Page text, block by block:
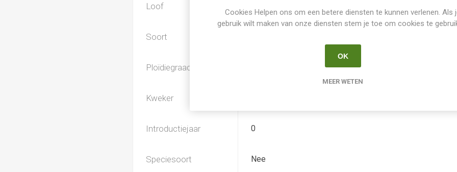
Loof
Soort
Ploïdiegraad
Kweker
Introductiejaar 0
Speciesoort Nee
Cookies Helpen ons om een betere diensten te kunnen verlenen. Als
gebruik wilt maken van onze diensten stem je toe om cookies te
OK
MEER WETEN